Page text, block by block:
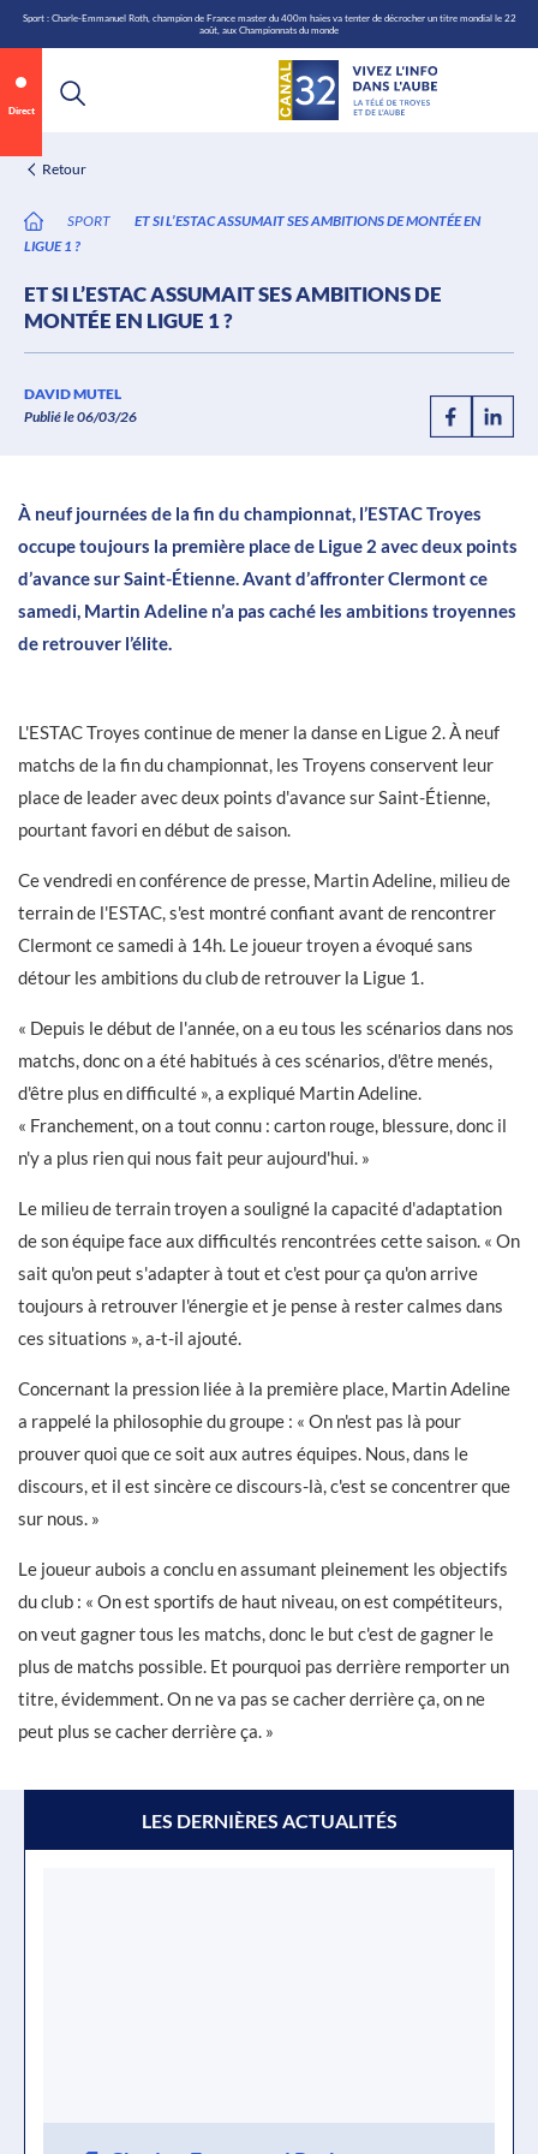
Aller
au
contenu
Sport : Charle-Emmanuel Roth, champion de France master du 400m haies va tenter de décrocher un titre mondial le 22
août, aux Championnats du monde
Direct
Retour
SPORT
ET SI L’ESTAC ASSUMAIT SES AMBITIONS DE MONTÉE EN
LIGUE 1 ?
ET SI L’ESTAC ASSUMAIT SES AMBITIONS DE
MONTÉE EN LIGUE 1 ?
DAVID MUTEL
Publié le 06/03/26
0:07 / 0:12
À neuf journées de la fin du championnat, l’ESTAC Troyes
occupe toujours la première place de Ligue 2 avec deux points
d’avance sur Saint-Étienne. Avant d’affronter Clermont ce
samedi, Martin Adeline n’a pas caché les ambitions troyennes
de retrouver l’élite.
L'ESTAC Troyes continue de mener la danse en Ligue 2. À neuf
matchs de la fin du championnat, les Troyens conservent leur
place de leader avec deux points d'avance sur Saint-Étienne,
pourtant favori en début de saison.
Ce vendredi en conférence de presse, Martin Adeline, milieu de
terrain de l'ESTAC, s'est montré confiant avant de rencontrer
Clermont ce samedi à 14h. Le joueur troyen a évoqué sans
détour les ambitions du club de retrouver la Ligue 1.
« Depuis le début de l'année, on a eu tous les scénarios dans nos
matchs, donc on a été habitués à ces scénarios, d'être menés,
d'être plus en difficulté », a expliqué Martin Adeline.
« Franchement, on a tout connu : carton rouge, blessure, donc il
n'y a plus rien qui nous fait peur aujourd'hui. »
Le milieu de terrain troyen a souligné la capacité d'adaptation
de son équipe face aux difficultés rencontrées cette saison. « On
sait qu'on peut s'adapter à tout et c'est pour ça qu'on arrive
toujours à retrouver l'énergie et je pense à rester calmes dans
ces situations », a-t-il ajouté.
Concernant la pression liée à la première place, Martin Adeline
a rappelé la philosophie du groupe : « On n'est pas là pour
prouver quoi que ce soit aux autres équipes. Nous, dans le
discours, et il est sincère ce discours-là, c'est se concentrer que
sur nous. »
Le joueur aubois a conclu en assumant pleinement les objectifs
du club : « On est sportifs de haut niveau, on est compétiteurs,
on veut gagner tous les matchs, donc le but c'est de gagner le
plus de matchs possible. Et pourquoi pas derrière remporter un
titre, évidemment. On ne va pas se cacher derrière ça, on ne
peut plus se cacher derrière ça. »
LES DERNIÈRES ACTUALITÉS